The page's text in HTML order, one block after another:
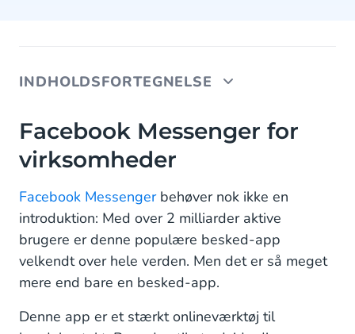
INDHOLDSFORTEGNELSE
Facebook Messenger for virksomheder
Fordele og funktioner ved Facebook Messenger
Facebook Messenger-anvendelsesområder for
virksomheder
Kundeservice
Marketing
Facebook Messenger-brugere og demografi
Facebook Messenger for
virksomheder
Facebook Messengerbehøver nok ikke en
introduktion: Med over 2 milliarder aktive
brugere er denne populære besked-app
velkendt over hele verden. Men det er så meget
mere end bare en besked-app.
Denne app er et stærkt onlineværktøj til